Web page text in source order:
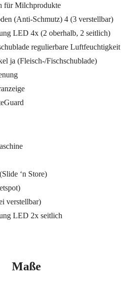
für Milchprodukte
(Anti-Schmutz) 4 (3 verstellbar)
LED 4x (2 oberhalb, 2 seitlich)
regulierbare Luftfeuchtigkeit
ja (Fleisch-/Fischschublade)
‘n Store)
verstellbar)
LED 2x seitlich
Maße